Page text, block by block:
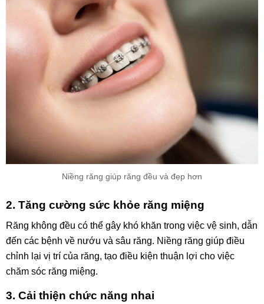
Niềng răng giúp răng đều và đẹp hơn
2. Tăng cường sức khỏe răng miệng
Răng không đều có thể gây khó khăn trong việc vệ sinh, dẫn
đến các bệnh về nướu và sâu răng. Niềng răng giúp điều
chỉnh lại vị trí của răng, tạo điều kiện thuận lợi cho việc
chăm sóc răng miệng.
3. Cải thiện chức năng nhai